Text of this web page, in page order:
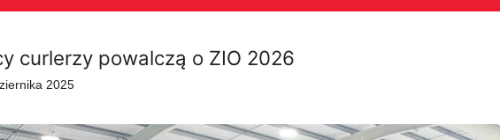
curlerzy powalczą o ZIO 2026
2025